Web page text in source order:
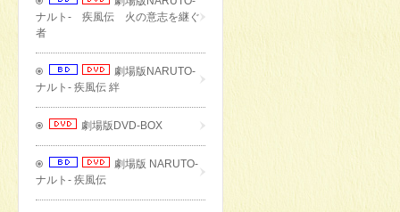
ナルト- 疾風伝 火の意志を継ぐ
者
劇場版NARUTO-
ナルト- 疾風伝 絆
劇場版DVD-BOX
劇場版 NARUTO-
ナルト- 疾風伝